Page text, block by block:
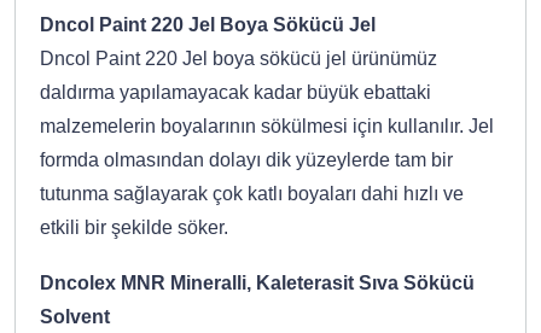
Dncol Paint 220 Jel Boya Sökücü Jel
Dncol Paint 220 Jel boya sökücü jel ürünümüz
daldırma yapılamayacak kadar büyük ebattaki
malzemelerin boyalarının sökülmesi için kullanılır. Jel
formda olmasından dolayı dik yüzeylerde tam bir
tutunma sağlayarak çok katlı boyaları dahi hızlı ve
etkili bir şekilde söker.
Dncolex MNR Mineralli, Kaleterasit Sıva Sökücü
Solvent